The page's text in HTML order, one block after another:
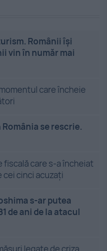
Românii își
vin în număr mai
care încheie
se rescrie.
fiscală care s-a încheiat
cei cinci acuzați
s-ar putea
de ani de la atacul